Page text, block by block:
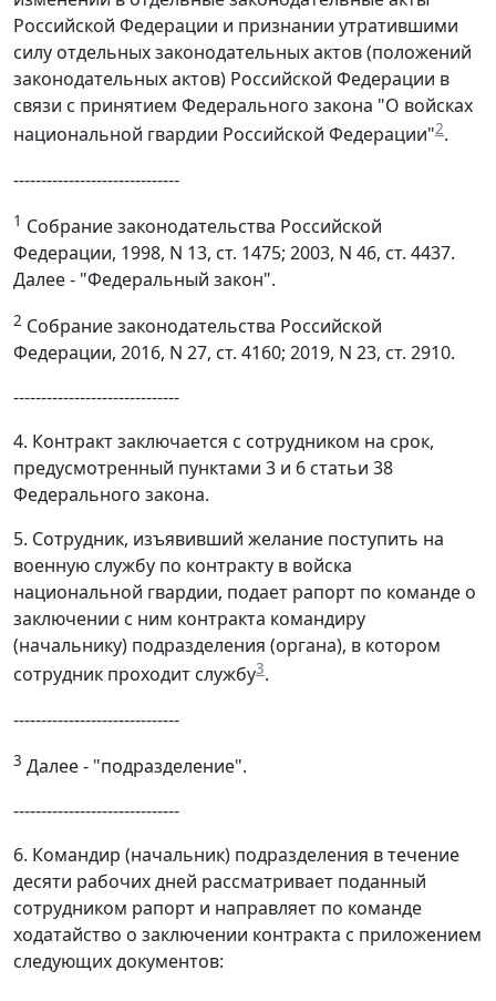
Российской Федерации и признании утратившими
силу отдельных законодательных актов (положений
законодательных актов) Российской Федерации в
связи с принятием Федерального закона "О войсках
национальной гвардии Российской Федерации"2.
------------------------------
1 Собрание законодательства Российской
Федерации, 1998, N 13, ст. 1475; 2003, N 46, ст. 4437.
Далее - "Федеральный закон".
2 Собрание законодательства Российской
Федерации, 2016, N 27, ст. 4160; 2019, N 23, ст. 2910.
------------------------------
4. Контракт заключается с сотрудником на срок,
предусмотренный пунктами 3 и 6 статьи 38
Федерального закона.
5. Сотрудник, изъявивший желание поступить на
военную службу по контракту в войска
национальной гвардии, подает рапорт по команде о
заключении с ним контракта командиру
(начальнику) подразделения (органа), в котором
сотрудник проходит службу3.
------------------------------
3 Далее - "подразделение".
------------------------------
6. Командир (начальник) подразделения в течение
десяти рабочих дней рассматривает поданный
сотрудником рапорт и направляет по команде
ходатайство о заключении контракта с приложением
следующих документов: